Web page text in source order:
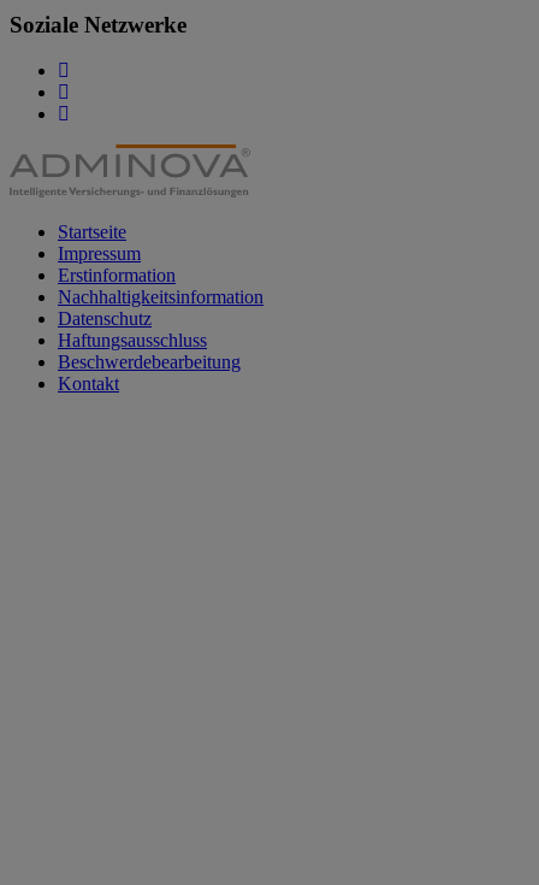
Soziale Netzwerke
Startseite
Impressum
Erstinformation
Nachhaltigkeitsinformation
Datenschutz
Haftungsausschluss
Beschwerdebearbeitung
Kontakt